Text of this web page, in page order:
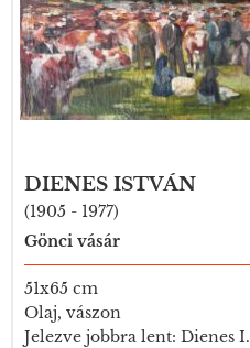
DIENES ISTVÁN
(1905 - 1977)
Gönci vásár
51x65 cm
Olaj, vászon
Jelezve jobbra lent: Dienes I.